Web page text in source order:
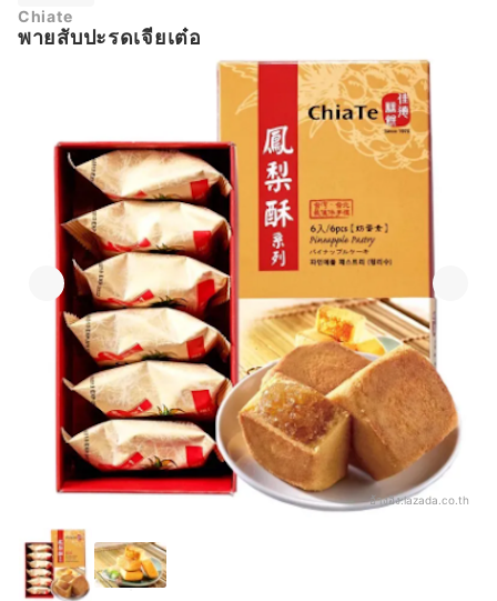
Chiate
พายสับปะรดเจียเต๋อ
อ้างอิง:lazada.co.th